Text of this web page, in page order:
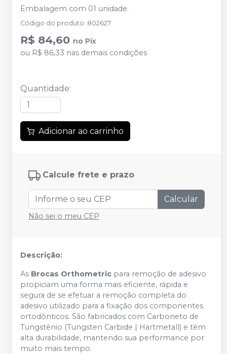
Embalagem com 01 unidade.
Código do produto: 802627
R$ 84,60 no Pix
ou R$ 86,33 nas demais condições
Quantidade:
Adicionar ao carrinho
Calcule frete e prazo
Calcular
Não sei o meu CEP
Descrição:
As Brocas Orthometric para remoção de adesivo
propiciam uma forma mais eficiente, rápida e
segura de se efetuar a remoção completa do
adesivo utilizado para a fixação dos componentes
ortodônticos. São fabricados com Carboneto de
Tungstênio (Tungsten Carbide | Hartmetall) e têm
alta durabilidade, mantendo sua performance por
muito mais tempo.